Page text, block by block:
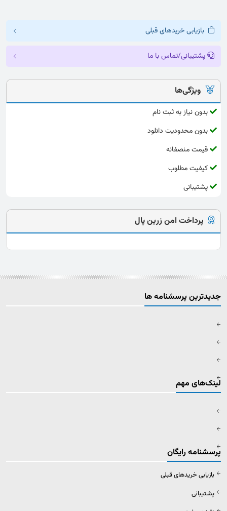
بازیابی خریدهای قبلی
پشتیبانی/تماس با ما
ویژگی‌ها
بدون نیاز به ثبت نام
بدون محدودیت دانلود
قیمت منصفانه
کیفیت مطلوب
پشتیبانی
پرداخت امن زرین پال
جدیدترین پرسشنامه ها
لینک‌های مهم
پرسشنامه رایگان
بازیابی خریدهای قبلی
پشتیبانی